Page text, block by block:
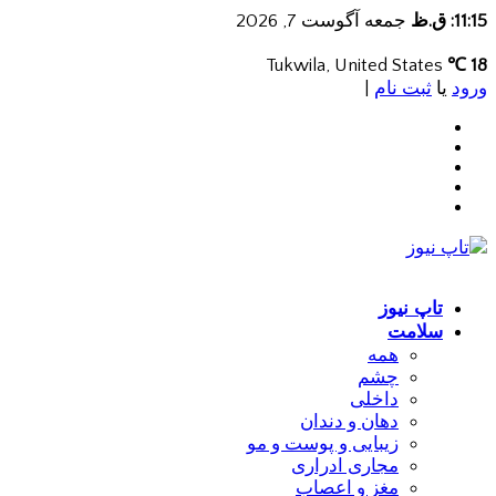
11:15: ق.ظ جمعه آگوست 7, 2026
18 ℃
ورود یا ثبت نام
تاپ نیوز
سلامت
همه
چشم
داخلی
دهان و دندان
زیبایی و پوست و مو
مجاری ادراری
مغز و اعصاب